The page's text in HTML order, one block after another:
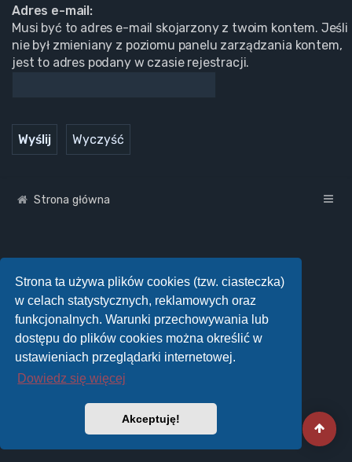
Strona ta używa plików cookies (tzw. ciasteczka)
w celach statystycznych, reklamowych oraz
funkcjonalnych. Warunki przechowywania lub
dostępu do plików cookies można określić w
ustawieniach przeglądarki internetowej.
Dowiedz się więcej
Akceptuję!
Adres e-mail:
Musi być to adres e-mail skojarzony z twoim kontem. Jeśli
nie był zmieniany z poziomu panelu zarządzania kontem,
jest to adres podany w czasie rejestracji.
Strona główna